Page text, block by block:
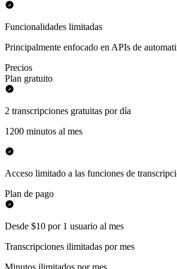
Funcionalidades limitadas
Principalmente enfocado en APIs de
Precios
Plan gratuito
2 transcripciones gratuitas por día
1200 minutos al mes
Acceso limitado a las funciones de
Plan de pago
Desde $10 por 1 usuario al mes
Transcripciones ilimitadas por mes
Minutos ilimitados por mes